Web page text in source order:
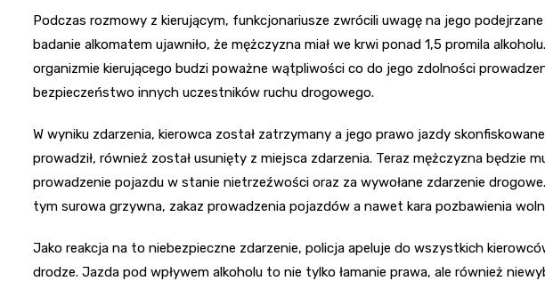
Podczas rozmowy z kierującym, funkcjonariusze zwrócili uwagę na jego
badanie alkomatem ujawniło, że mężczyzna miał we krwi ponad 1,5 promila
organizmie kierującego budzi poważne wątpliwości co do jego zdolności
bezpieczeństwo innych uczestników ruchu drogowego.
W wyniku zdarzenia, kierowca został zatrzymany a jego prawo jazdy
prowadził, również został usunięty z miejsca zdarzenia. Teraz mężczyzna będzie
prowadzenie pojazdu w stanie nietrzeźwości oraz za wywołane zdarzenie
tym surowa grzywna, zakaz prowadzenia pojazdów a nawet kara pozbawienia
Jako reakcja na to niebezpieczne zdarzenie, policja apeluje do wszystkich
drodze. Jazda pod wpływem alkoholu to nie tylko łamanie prawa, ale również